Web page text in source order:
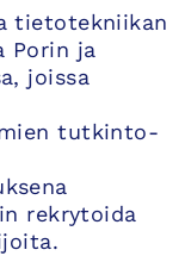
tietotekniikan
Porin ja
joissa
tutkinto-
rekrytoida